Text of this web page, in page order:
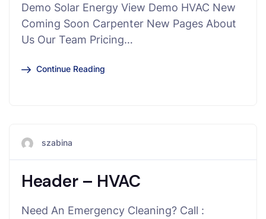
Demo Solar Energy View Demo HVAC New
Coming Soon Carpenter New Pages About
Us Our Team Pricing…
Continue Reading
szabina
Header – HVAC
Need An Emergency Cleaning? Call :